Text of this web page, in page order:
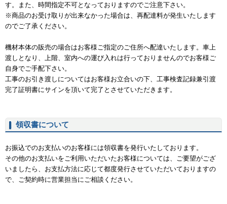
す。また、時間指定不可となっておりますのでご注意下さい。
※商品のお受け取りが出来なかった場合は、再配達料が発生いたします
のでご了承ください。
機材本体の販売の場合はお客様ご指定のご住所へ配達いたします。車上
渡しとなり、上階、室内への運び入れは行っておりませんのでお客様ご
自身でご手配下さい。
工事のお引き渡しについてはお客様お立合いの下、工事検査記録兼引渡
完了証明書にサインを頂いて完了とさせていただきます。
領収書について
お振込でのお支払いのお客様には領収書を発行いたしております。
その他のお支払いをご利用いただいたお客様については、ご要望がござ
いましたら、お支払方法に応じて都度発行させていただいておりますの
で、ご契約時に営業担当にご相談ください。